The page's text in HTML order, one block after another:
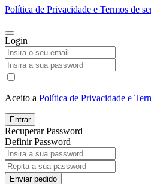
Política de Privacidade e Termos de
Login
Aceito a Política de Privacidade e
Entrar
Recuperar Password
Definir Password
Enviar pedido